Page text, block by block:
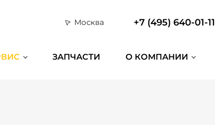
Москва +7 (495) 640-01-11
ЗАПЧАСТИ О КОМПАНИИ